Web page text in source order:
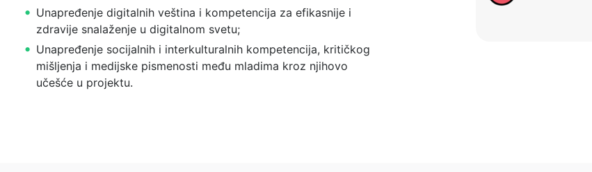
Unapređenje digitalnih veština i kompetencija za efikasnije i
zdravije snalaženje u digitalnom svetu;
Unapređenje socijalnih i interkulturalnih kompetencija, kritičkog
mišljenja i medijske pismenosti među mladima kroz njihovo
učešće u projektu.